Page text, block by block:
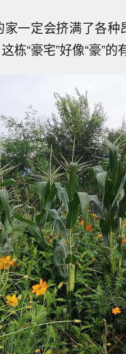
一定会挤满了各
栋“豪宅”好像“豪”的